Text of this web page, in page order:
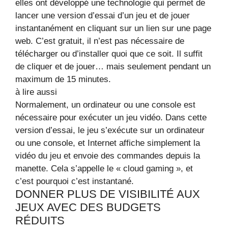
elles ont développé une technologie qui permet de
lancer une version d’essai d’un jeu et de jouer
instantanément en cliquant sur un lien sur une page
web. C’est gratuit, il n’est pas nécessaire de
télécharger ou d’installer quoi que ce soit. Il suffit
de cliquer et de jouer… mais seulement pendant un
maximum de 15 minutes.
à lire aussi
Normalement, un ordinateur ou une console est
nécessaire pour exécuter un jeu vidéo. Dans cette
version d’essai, le jeu s’exécute sur un ordinateur
ou une console, et Internet affiche simplement la
vidéo du jeu et envoie des commandes depuis la
manette. Cela s’appelle le « cloud gaming », et
c’est pourquoi c’est instantané.
DONNER PLUS DE VISIBILITÉ AUX
JEUX AVEC DES BUDGETS
RÉDUITS